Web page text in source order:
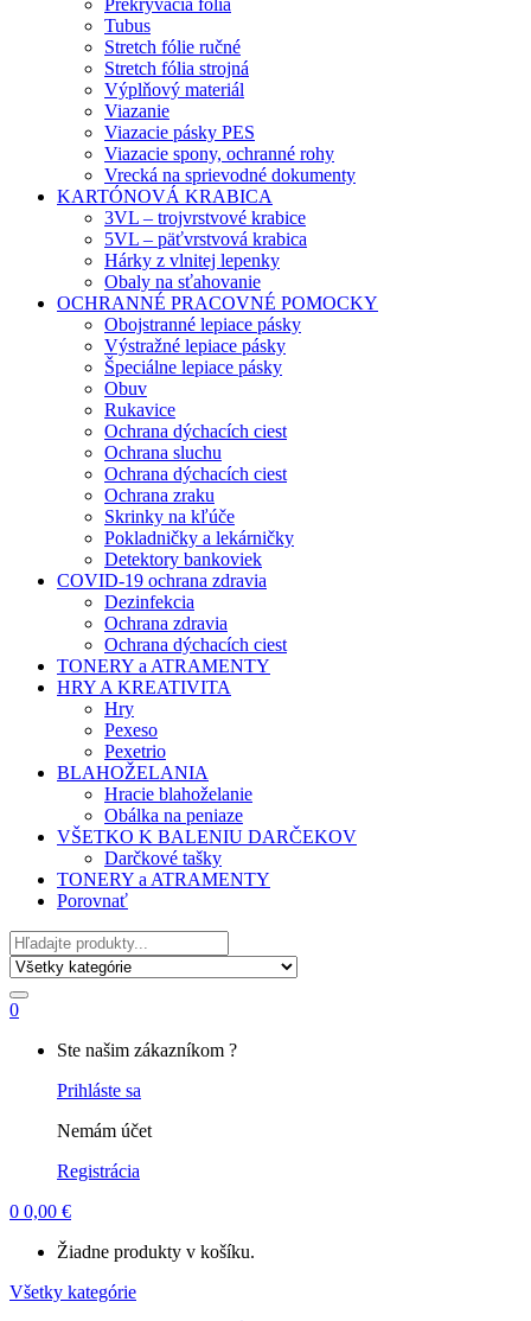
Prekrývacia fólia
Tubus
Stretch fólie ručné
Stretch fólia strojná
Výplňový materiál
Viazanie
Viazacie pásky PES
Viazacie spony, ochranné rohy
Vrecká na sprievodné dokumenty
KARTÓNOVÁ KRABICA
3VL – trojvrstvové krabice
5VL – päťvrstvová krabica
Hárky z vlnitej lepenky
Obaly na sťahovanie
OCHRANNÉ PRACOVNÉ POMOCKY
Obojstranné lepiace pásky
Výstražné lepiace pásky
Špeciálne lepiace pásky
Obuv
Rukavice
Ochrana dýchacích ciest
Ochrana sluchu
Ochrana dýchacích ciest
Ochrana zraku
Skrinky na kľúče
Pokladničky a lekárničky
Detektory bankoviek
COVID-19 ochrana zdravia
Dezinfekcia
Ochrana zdravia
Ochrana dýchacích ciest
TONERY a ATRAMENTY
HRY A KREATIVITA
Hry
Pexeso
Pexetrio
BLAHOŽELANIA
Hracie blahoželanie
Obálka na peniaze
VŠETKO K BALENIU DARČEKOV
Darčkové tašky
TONERY a ATRAMENTY
Porovnať
Hľadať
0
Ste našim zákazníkom ?
Prihláste sa
Nemám účet
Registrácia
0 0,00 €
Žiadne produkty v košíku.
Všetky kategórie